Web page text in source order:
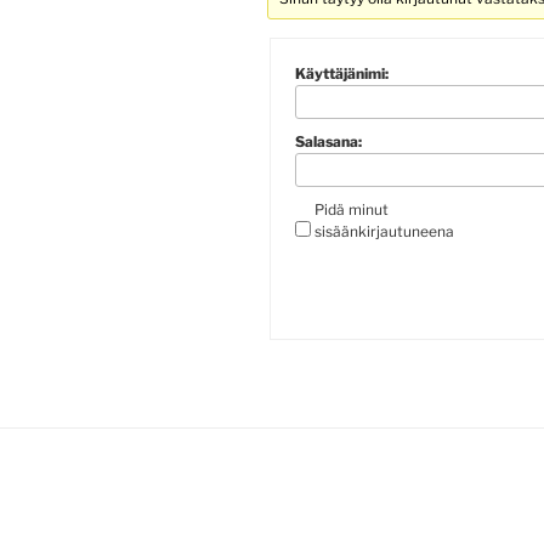
Käyttäjänimi:
Salasana:
Pidä minut
sisäänkirjautuneena